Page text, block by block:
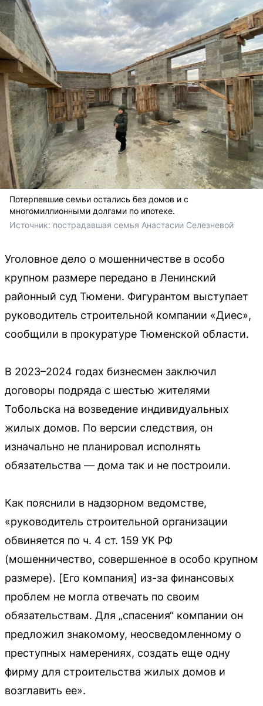
Потерпевшие семьи остались без домов и с
многомиллионными долгами по ипотеке.
Источник: пострадавшая семья Анастасии Селезневой
Уголовное дело о мошенничестве в особо
крупном размере передано в Ленинский
районный суд Тюмени. Фигурантом выступает
руководитель строительной компании «Диес»,
сообщили в прокуратуре Тюменской области.
В 2023–2024 годах бизнесмен заключил
договоры подряда с шестью жителями
Тобольска на возведение индивидуальных
жилых домов. По версии следствия, он
изначально не планировал исполнять
обязательства — дома так и не построили.
Как пояснили в надзорном ведомстве,
«руководитель строительной организации
обвиняется по ч. 4 ст. 159 УК РФ
(мошенничество, совершенное в особо крупном
размере). [Его компания] из-за финансовых
проблем не могла отвечать по своим
обязательствам. Для „спасения“ компании он
предложил знакомому, неосведомленному о
преступных намерениях, создать еще одну
фирму для строительства жилых домов и
возглавить ее».